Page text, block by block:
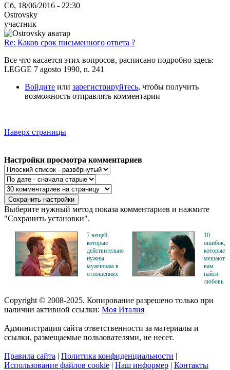
Сб, 18/06/2016 - 22:30
Ostrovsky
участник
Re: Каков срок письменного ответа ?
Все что касается этих вопросов, расписано подробно здесь:
LEGGE 7 agosto 1990, n. 241
Войдите или зарегистрируйтесь, чтобы получить
возможность отправлять комментарии
Наверх страницы
Настройки просмотра комментариев
Выберите нужный метод показа комментариев и нажмите
"Сохранить установки".
7 вещей,
которые
действительно
нужны
мужчинам в
отношениях
10
ошибок,
которые
мешают
вам
найти
любовь
Copyright © 2008-2025. Копирование разрешено только при
наличии активной ссылки: Моя Италия
Администрация сайта ответственности за материалы и
ссылки, размещаемые пользователями, не несет.
Правила сайта | Политика конфиденциальности |
Использование файлов cookie | Наш информер | Контакты